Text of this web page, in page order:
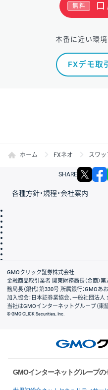
無料
本番に近い環
FXデモ取
ホーム FXネオ スワ
SHARE
各種方針・規程・会社案内
会社案内
GMOクリック証券株式会社
金融商品取引業者 関東財務局長（金商）
務局長（銀代）第330号 所属銀行：GMO
加入協会：日本証券業協会、一般社団法
当社はGMOインターネットグループ（東
© GMO CLICK Securities, Inc.
GMOインターネットグループ